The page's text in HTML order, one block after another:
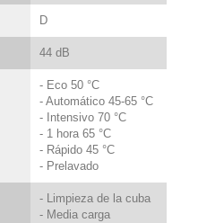
D
44 dB
- Eco 50 °C
- Automático 45-65 °C
- Intensivo 70 °C
- 1 hora 65 °C
- Rápido 45 °C
- Prelavado
- Limpieza de la cuba
- Media carga